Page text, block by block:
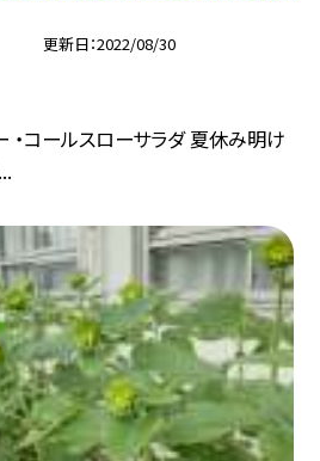
更新日 2022/08/30
・コールスローサラダ 夏休み明け